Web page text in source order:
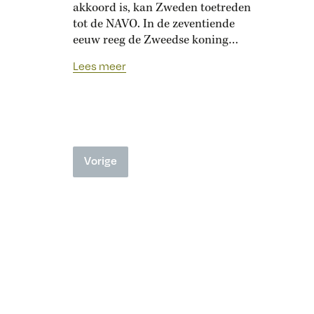
akkoord is, kan Zweden toetreden
tot de NAVO. In de zeventiende
eeuw reeg de Zweedse koning
campagne aan de andere.
Lees meer
Vorige